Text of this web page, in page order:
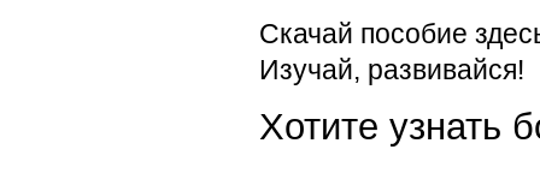
Скачай пособие
Изучай, развивайся!
Хотите